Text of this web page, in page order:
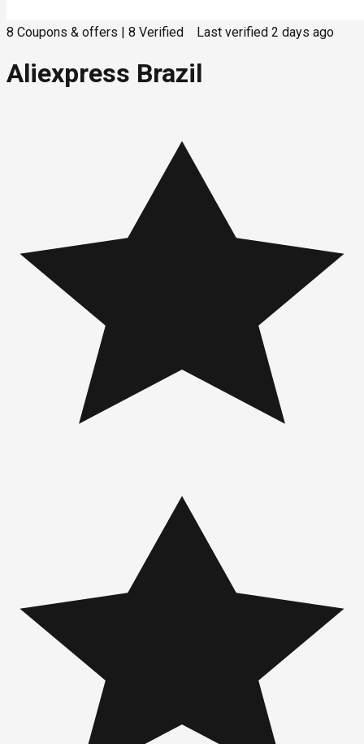
8 Coupons & offers 8 Verified Last verified 2 days ago
Aliexpress Brazil